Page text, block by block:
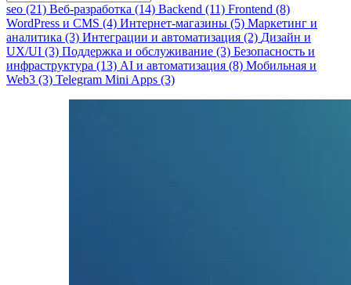
seo (21) Веб-разработка (14) Backend (11) Frontend (8)
WordPress и CMS (4) Интернет-магазины (5) Маркетинг и
аналитика (3) Интеграции и автоматизация (2) Дизайн и
UX/UI (3) Поддержка и обслуживание (3) Безопасность и
инфраструктура (13) AI и автоматизация (8) Мобильная и
Web3 (3) Telegram Mini Apps (3)